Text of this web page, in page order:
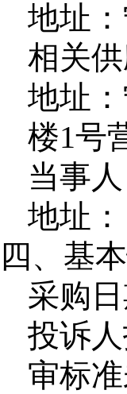
地址
相关
地址
楼1号
当事人
地址：
四、基
采购
投诉
审标